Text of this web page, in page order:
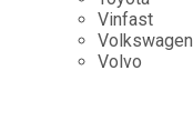
Vinfast
Volkswagen
Volvo